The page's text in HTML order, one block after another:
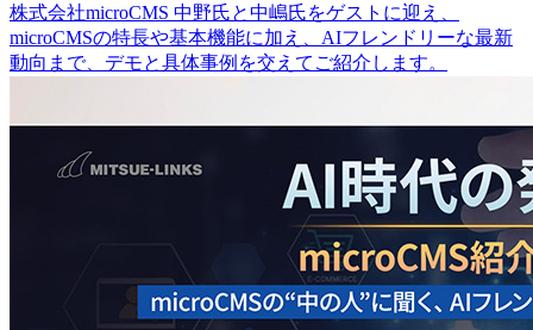
株式会社microCMS 中野氏と中嶋氏をゲストに迎え、
microCMSの特長や基本機能に加え、AIフレンドリーな最新
動向まで、デモと具体事例を交えてご紹介します。